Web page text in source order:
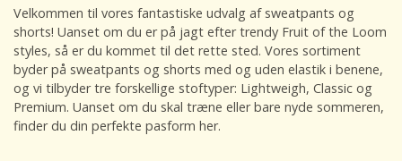
Velkommen til vores fantastiske udvalg af sweatpants og
shorts! Uanset om du er på jagt efter trendy Fruit of the Loom
styles, så er du kommet til det rette sted. Vores sortiment
byder på sweatpants og shorts med og uden elastik i benene,
og vi tilbyder tre forskellige stoftyper: Lightweigh, Classic og
Premium. Uanset om du skal træne eller bare nyde sommeren,
finder du din perfekte pasform her.